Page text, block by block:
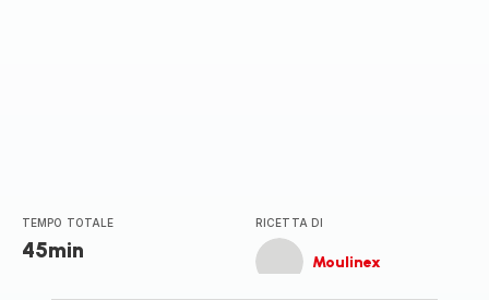
TEMPO TOTALE
45min
RICETTA DI
Moulinex